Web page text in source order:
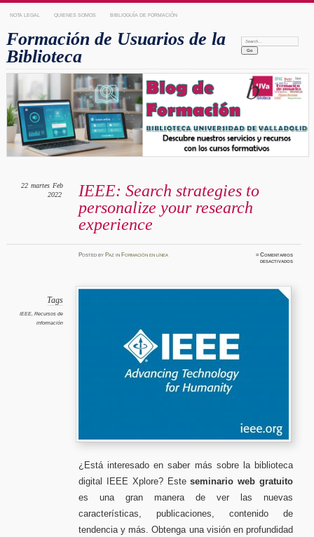
NOTA LEGAL QUIENES SOMOS BIBLIOGUÍA DE FORMACIÓN
Formación de Usuarios de la
Biblioteca
Search:
IEEE: Search strategies to
personalize your research
experience
22 martes Feb
2022
PostedbyPaz inFormación en línea ≈Comentarios
desactivadosen
Tags
IEEE, Recursos de
información
¿Está interesado en saber más sobre la biblioteca
digital IEEE Xplore? Esteseminario web gratuito
es una gran manera de ver las nuevas
características, publicaciones, contenido de
tendencia y más. Obtenga una visión en profundidad